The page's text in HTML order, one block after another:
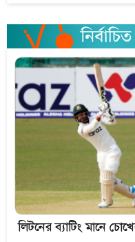
লিটনের ব্যাটিং মানে